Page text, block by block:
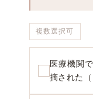
複数選択可
医療機関
摘された（